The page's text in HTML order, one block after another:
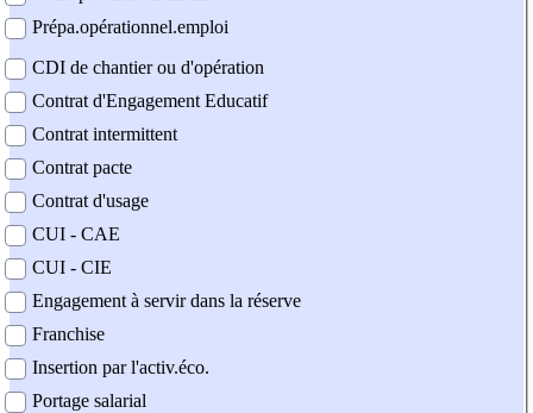
Prépa.opérationnel.emploi
CDI de chantier ou d'opération
Contrat d'Engagement Educatif
Contrat intermittent
Contrat pacte
Contrat d'usage
CUI - CAE
CUI - CIE
Engagement à servir dans la réserve
Franchise
Insertion par l'activ.éco.
Portage salarial